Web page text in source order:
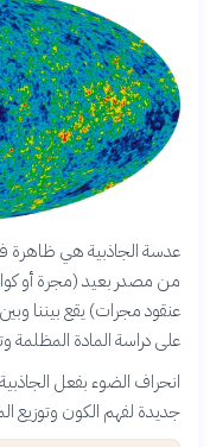
عدسة الجاذبية هي ظاهرة
من مصدر بعيد (مجرة أو
عنقود مجرات) يقع بيننا
على دراسة المادة المظلمة
انحراف الضوء بفعل
جديدة لفهم الكون وتوزيع